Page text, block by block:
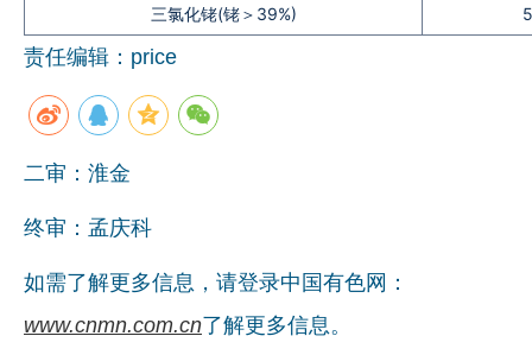
三氯化铑(铑＞39%)
责任编辑：price
二审：淮金
终审：孟庆科
如需了解更多信息，请登录中国有色网：
www.cnmn.com.cn了解更多信息。